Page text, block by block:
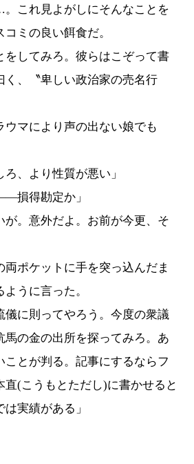
。これ見よがしにそんなことを
ミの良い餌食だ。
をしてみろ。彼らはこぞって書
く、〝卑しい政治家の売名行
ウマにより声の出ない娘でも
ろ、より性質が悪い」
得勘定か」
が。意外だよ。お前が今更、そ
ポケットに手を突っ込んだま
うに言った。
儀に則ってやろう。今度の衆議
馬の金の出所を探ってみろ。あ
ことが判る。記事にするならフ
直(こうもとただし)に書かせると
実績がある」